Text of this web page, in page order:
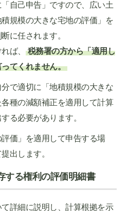
自己申告」ですので、広い土
規模の大きな宅地の評価」を
に任されます。
ば、
税務署の方から「適用し
てくれません。
で適切に「地積規模の大きな
種の減額補正を適用して計算
る必要があります。
評価」を適用して申告する場
出します。
する権利の評価明細書
詳細に説明し、計算根拠を示